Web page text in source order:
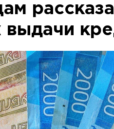
выдачи